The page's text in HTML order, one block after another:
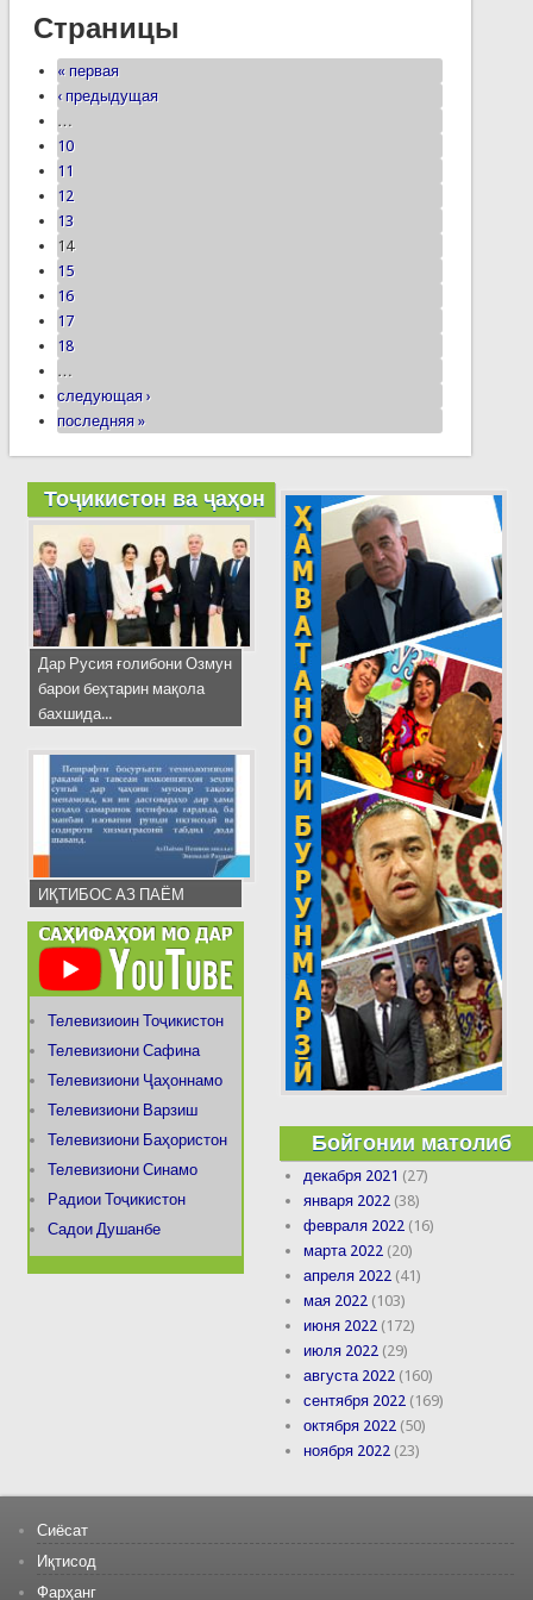
Страницы
« первая
‹ предыдущая
…
10
11
12
13
14
15
16
17
18
…
следующая ›
последняя »
Тоҷикистон ва ҷаҳон
Дар Русия ғолибони Озмун
барои беҳтарин мақола
бахшида...
ИҚТИБОС АЗ ПАЁМ
Телевизиоин Тоҷикистон
Телевизиони Сафина
Телевизиони Ҷаҳоннамо
Телевизиони Варзиш
Телевизиони Баҳористон
Телевизиони Синамо
Радиои Тоҷикистон
Садои Душанбе
Бойгонии матолиб
декабря 2021 (27)
января 2022 (38)
февраля 2022 (16)
марта 2022 (20)
апреля 2022 (41)
мая 2022 (103)
июня 2022 (172)
июля 2022 (29)
августа 2022 (160)
сентября 2022 (169)
октября 2022 (50)
ноября 2022 (23)
Сиёсат
Иқтисод
Фарҳанг